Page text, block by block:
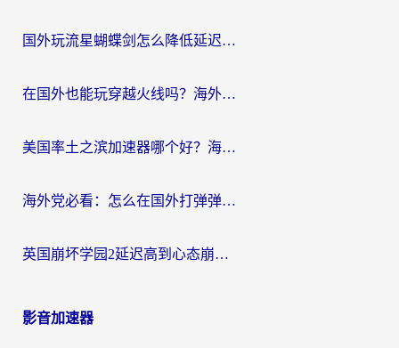
国外玩流星蝴蝶剑怎么降低延迟？海外党必看的加速秘籍（含欧洲鸣潮&彩虹岛优化攻略）
在国外也能玩穿越火线吗？海外玩家国服游戏畅玩终极指南
美国率土之滨加速器哪个好？海外党国服游戏畅玩终极指南（附多游戏解决方案）
海外党必看：怎么在国外打弹弹堂不卡？番茄加速器亲测指南
英国崩坏学园2延迟高到心态崩？海外党国服游戏加速终极指南
影音加速器